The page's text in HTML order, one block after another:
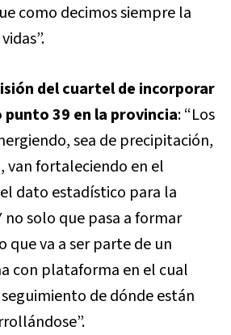
como decimos siempre la
del cuartel de incorporar
39 en la provincia: “Los
sea de precipitación,
van fortaleciendo en el
dato estadístico para la
solo que pasa a formar
que va a ser parte de un
con plataforma en el cual
de dónde están